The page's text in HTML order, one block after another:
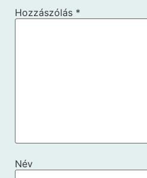
Hozzászólás *
Név